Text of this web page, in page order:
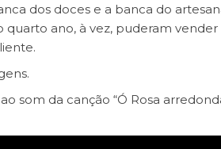
dos doces e a banca do
quarto ano, à vez, puderam vender
ao som da canção “Ó Rosa